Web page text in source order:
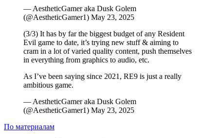
— AestheticGamer aka Dusk Golem
(@AestheticGamer1) May 23, 2025
(3/3) It has by far the biggest budget of any Resident
Evil game to date, it’s trying new stuff & aiming to
cram in a lot of varied quality content, push themselves
in everything from graphics to audio, etc.
As I’ve been saying since 2021, RE9 is just a really
ambitious game.
— AestheticGamer aka Dusk Golem
(@AestheticGamer1) May 23, 2025
По материалам